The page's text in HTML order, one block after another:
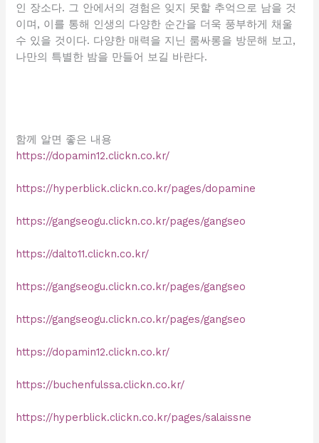
인 장소다. 그 안에서의 경험은 잊지 못할 추억으로 남을 것
이며, 이를 통해 인생의 다양한 순간을 더욱 풍부하게 채울
수 있을 것이다. 다양한 매력을 지닌 룸싸롱을 방문해 보고,
나만의 특별한 밤을 만들어 보길 바란다.
함께 알면 좋은 내용
https://dopamin12.clickn.co.kr/
https://hyperblick.clickn.co.kr/pages/dopamine
https://gangseogu.clickn.co.kr/pages/gangseo
https://dalto11.clickn.co.kr/
https://gangseogu.clickn.co.kr/pages/gangseo
https://gangseogu.clickn.co.kr/pages/gangseo
https://dopamin12.clickn.co.kr/
https://buchenfulssa.clickn.co.kr/
https://hyperblick.clickn.co.kr/pages/salaissne